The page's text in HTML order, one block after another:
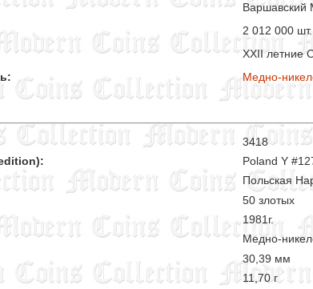
Варшавский
2 012 000 шт.
XXII летние
Медно-
3418
Poland Y
Польская
50 злотых
1981г.
Медно-
30,39 мм
11,70 г